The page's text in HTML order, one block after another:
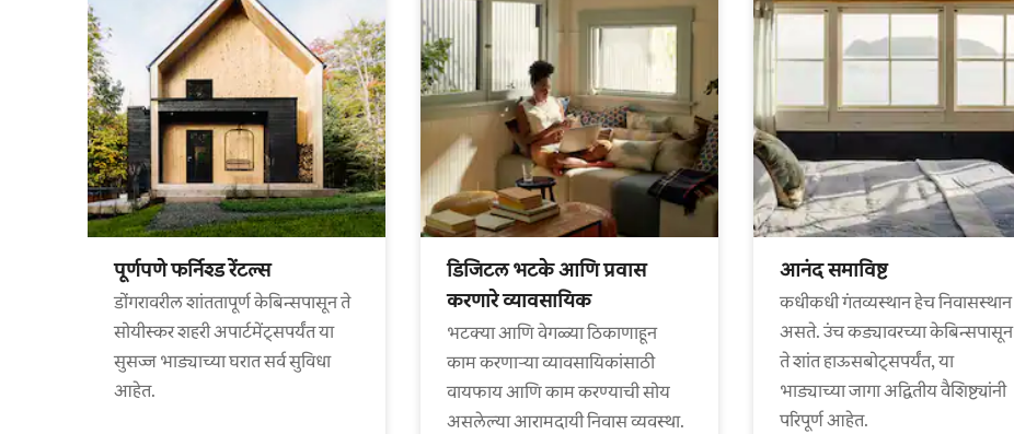
पूर्णपणे फर्निश्ड रेंटल्स
डोंगरावरील शांततापूर्ण केबिन्सपासून ते
सोयीस्कर शहरी अपार्टमेंट्सपर्यंत या
सुसज्ज भाड्याच्या घरात सर्व सुविधा
आहेत.
डिजिटल भटके आणि प्रवास
करणारे व्यावसायिक
भटक्या आणि वेगळ्या ठिकाणाहून
काम करणाऱ्या व्यावसायिकांसाठी
वायफाय आणि काम करण्याची सोय
असलेल्या आरामदायी निवास व्यवस्था.
आनंद समाविष्ट
कधीकधी गंतव्यस्थान हेच निवासस्थान
असते. उंच कड्यावरच्या केबिन्सपासून
ते शांत हाऊसबोट्सपर्यंत, या
भाड्याच्या जागा अद्वितीय वैशिष्ट्यांनी
परिपूर्ण आहेत.